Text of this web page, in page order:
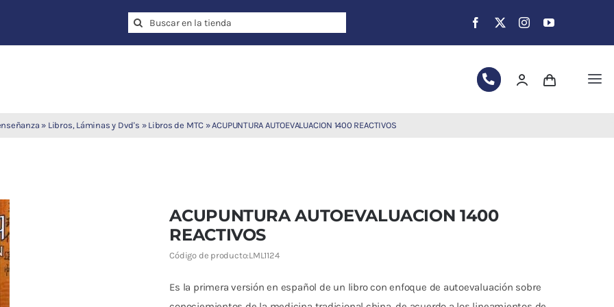
Search
» Libros, Láminas y Dvd's » Libros de MTC »ACUPUNTURA AUTOEVALUACION 1400 REACTIVOS
ACUPUNTURA AUTOEVALUACION 1400
REACTIVOS
Código de producto:LML1124
Es la primera versión en español de un libro con enfoque de autoevaluación sobre